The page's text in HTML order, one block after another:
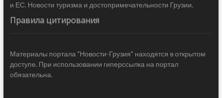
и ЕС. Новости туризма и достопримечательности Грузии.
Правила цитирования
Материалы портала "Новости-Грузия" находятся в открытом
доступе. При использовании гиперссылка на портал
обязательна.